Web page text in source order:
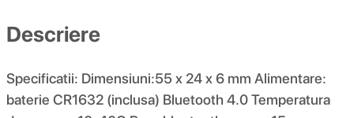
Descriere
Specificatii: Dimensiuni:55 x 24 x 6 mm Alimentare:
baterie CR1632 (inclusa) Bluetooth 4.0 Temperatura